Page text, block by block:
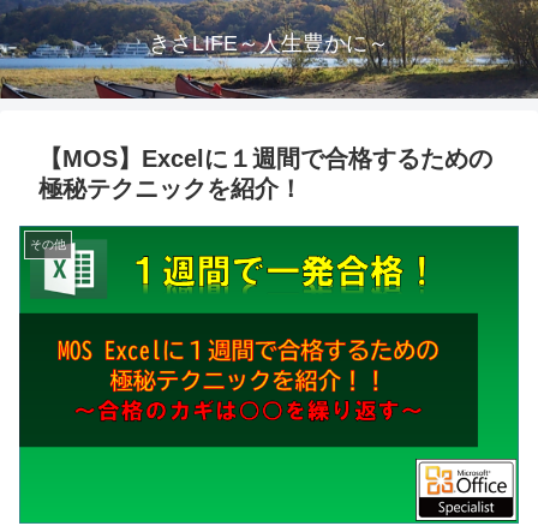
きさLIFE～人生豊かに～
【MOS】Excelに１週間で合格するための
極秘テクニックを紹介！
その他